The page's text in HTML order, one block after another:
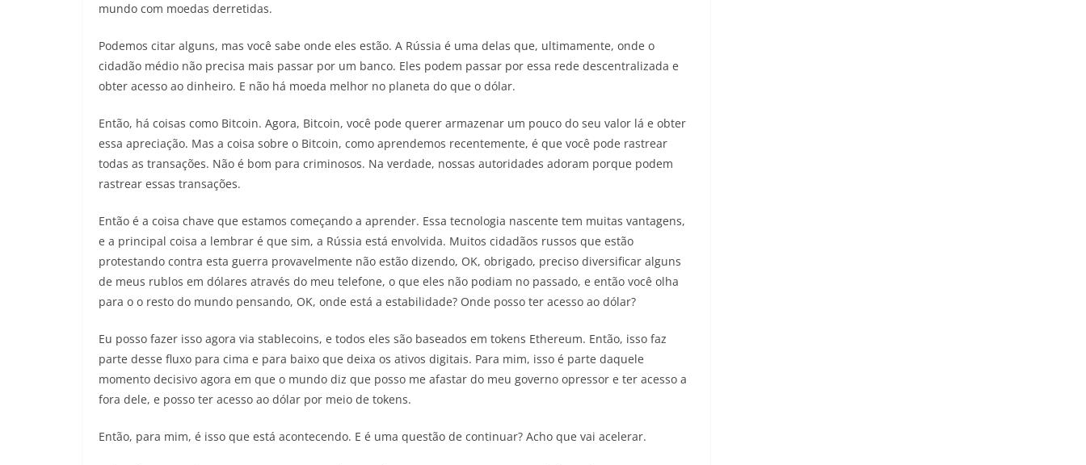
mundo com moedas derretidas.
Podemos citar alguns, mas você sabe onde eles estão. A Rússia é uma delas que, ultimamente, onde o
cidadão médio não precisa mais passar por um banco. Eles podem passar por essa rede descentralizada e
obter acesso ao dinheiro. E não há moeda melhor no planeta do que o dólar.
Então, há coisas como Bitcoin. Agora, Bitcoin, você pode querer armazenar um pouco do seu valor lá e obter
essa apreciação. Mas a coisa sobre o Bitcoin, como aprendemos recentemente, é que você pode rastrear
todas as transações. Não é bom para criminosos. Na verdade, nossas autoridades adoram porque podem
rastrear essas transações.
Então é a coisa chave que estamos começando a aprender. Essa tecnologia nascente tem muitas vantagens,
e a principal coisa a lembrar é que sim, a Rússia está envolvida. Muitos cidadãos russos que estão
protestando contra esta guerra provavelmente não estão dizendo, OK, obrigado, preciso diversificar alguns
de meus rublos em dólares através do meu telefone, o que eles não podiam no passado, e então você olha
para o o resto do mundo pensando, OK, onde está a estabilidade? Onde posso ter acesso ao dólar?
Eu posso fazer isso agora via stablecoins, e todos eles são baseados em tokens Ethereum. Então, isso faz
parte desse fluxo para cima e para baixo que deixa os ativos digitais. Para mim, isso é parte daquele
momento decisivo agora em que o mundo diz que posso me afastar do meu governo opressor e ter acesso a
fora dele, e posso ter acesso ao dólar por meio de tokens.
Então, para mim, é isso que está acontecendo. E é uma questão de continuar? Acho que vai acelerar.